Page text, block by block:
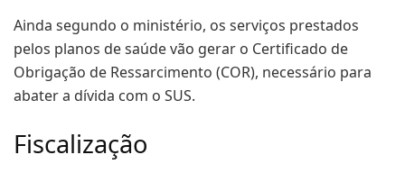
Ainda segundo o ministério, os serviços prestados
pelos planos de saúde vão gerar o Certificado de
Obrigação de Ressarcimento (COR), necessário para
abater a dívida com o SUS.
Fiscalização